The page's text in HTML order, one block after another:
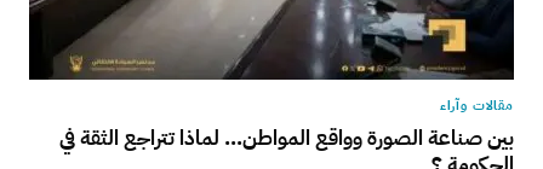
مقالات وآراء
بين صناعة الصورة وواقع المواطن… لماذا تتراجع الثقة في